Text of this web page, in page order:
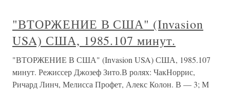
"ВТОРЖЕНИЕ В США" (Invasion
USA) США, 1985.107 минут.
"ВТОРЖЕНИЕ В США" (Invasion USA) США, 1985.107
минут. Режиссер Джозеф Зито.В ролях: ЧакНоррис,
Ричард Линч, Мелисса Профет, Алекс Колон. В — 3; М